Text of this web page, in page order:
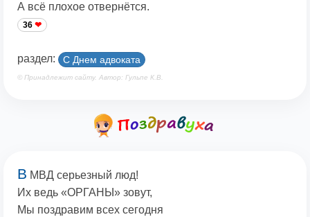
А всё плохое отвернётся.
36
раздел: С Днем адвоката
© Принадлежит сайту. Автор: Гульпе К.В.
В МВД серьезный люд!
Их ведь «ОРГАНЫ» зовут,
Мы поздравим всех сегодня